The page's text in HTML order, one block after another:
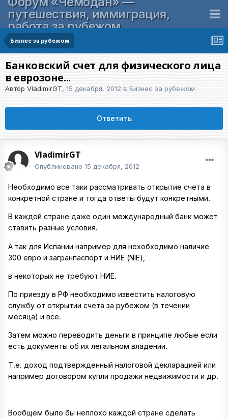
путешествия, иммиграция,
работа за рубежом
Бизнес за рубежом
Банковский счет для физического лица
в еврозоне...
Автор VladimirGT, 15 декабря, 2012 в Бизнес за рубежом
Ответить
VladimirGT
Опубликовано 15 декабря, 2012
Необходимо все таки рассматривать открытие счета в
конкретной стране и тогда ответы будут конкретными.
В каждой стране даже один международный банк может
ставить разные условия.
А так для Испании например для нехобходимо наличие
300 евро и загранпаспорт и НИЕ (NIE),
в некоторых не требуют НИЕ.
По приезду в РФ необходимо известить налоговую
службу от открытии счета за рубежом (в течении
месяца) и все.
Затем можно переводить деньги в принципе любые если
есть документы об их легальном владении.
Т.е. доход подтвержденный налоговой декларацией или
например договором купли продажи недвижимости и др.
Вообщем было бы неплохо каждой стране сделать